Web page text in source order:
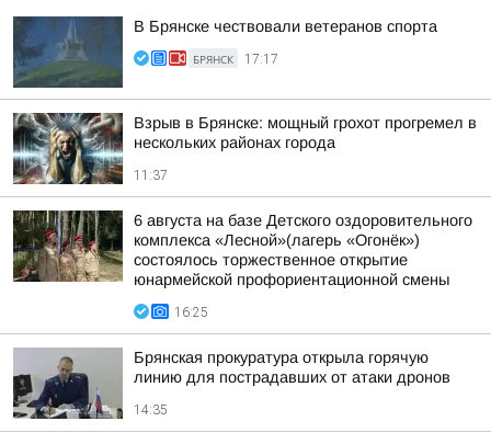
В Брянске чествовали ветеранов спорта
БРЯНСК 17:17
Взрыв в Брянске: мощный грохот прогремел в
нескольких районах города
11:37
6 августа на базе Детского оздоровительного
комплекса «Лесной»(лагерь «Огонёк»)
состоялось торжественное открытие
юнармейской профориентационной смены
16:25
Брянская прокуратура открыла горячую
линию для пострадавших от атаки дронов
14:35